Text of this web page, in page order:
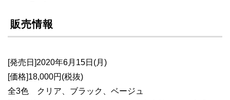
販売情報
[発売日]2020年6月15日(月)
[価格]18,000円(税抜)
全3色 クリア、ブラック、ベージュ